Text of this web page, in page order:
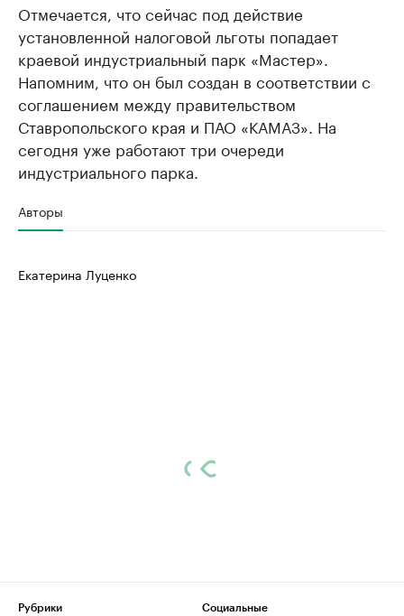
Отмечается, что сейчас под действие
установленной налоговой льготы попадает
краевой индустриальный парк «Мастер».
Напомним, что он был создан в соответствии с
соглашением между правительством
Ставропольского края и ПАО «КАМАЗ». На
сегодня уже работают три очереди
индустриального парка.
Авторы
Екатерина Луценко
Рубрики
Социальные